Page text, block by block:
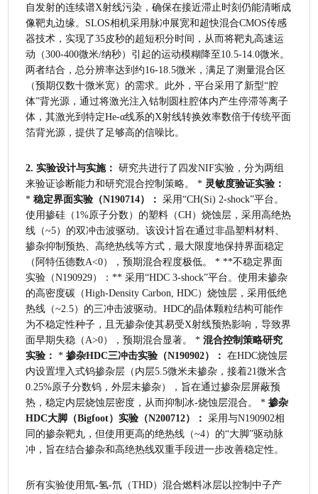
自发射的连续谱X射线污染，确保在接近滞止时刻仍能清晰成
像靶丸边缘。SLOS相机采用脉冲展宽和超快混合CMOS传感
器技术，实现了35皮秒的超短积分时间，从而将靶丸高速运
动（300-400微米/纳秒）引起的运动模糊降至10.5-14.0微米。
两者结合，总分辨率达到约16-18.5微米，满足了测量混合区
（预期仅数十微米宽）的需求。此外，平台采用了新型“腔
体”背光源，通过将激光注入钴制圆柱腔体内产生停滞等离子
体，其激光到特定He-α线系的X射线转换效率数倍于传统平面
箔背光源，提供了足够高的信噪比。
2. 实验设计与实施： 研究共进行了四发NIF实验，分为两组
来验证诊断能力和研究混合控制策略。 * 灵敏度验证实验：
* 稳定界面实验（N190714）： 采用“CH(Si) 2-shock”平台。
使用掺硅（1%原子分数）的塑料（CH）烧蚀层，采用高绝热
线（~5）的双冲击波驱动。该设计旨在通过非晶塑料材料、
掺杂抑制预热、高绝热线等方式，最大限度地保持界面稳定
（阿特伍德数A<0），预期混合程度极低。 * **不稳定界面
实验（N190929）：** 采用“HDC 3-shock”平台。使用未掺杂
的高密度碳（High-Density Carbon, HDC）烧蚀层，采用低绝
热线（~2.5）的三冲击波驱动。HDC的晶体颗粒结构可能作
为不稳定性种子，且无掺杂使其易受X射线预热影响，导致界
面早期失稳（A>0），预期混合显著。 * 混合控制策略研究
实验： * 掺杂HDC三冲击实验（N190902）： 在HDC烧蚀层
内设置埋入式钨掺杂层（内层5.5微米未掺杂，接着21微米含
0.25%原子分数钨，外层未掺杂），旨在通过掺杂层屏蔽预
热，稳定内层烧蚀层密度，从而抑制冰-烧蚀层混合。 * 掺杂
HDC大脚（Bigfoot）实验（N200712）： 采用与N190902相
同的掺杂靶丸，但使用更高的绝热线（~4）的“大脚”驱动脉
冲，旨在结合掺杂和高绝热线双重手段进一步改善稳定性。
所有实验使用氚-氢-氘（THD）混合燃料冰层以控制中子产